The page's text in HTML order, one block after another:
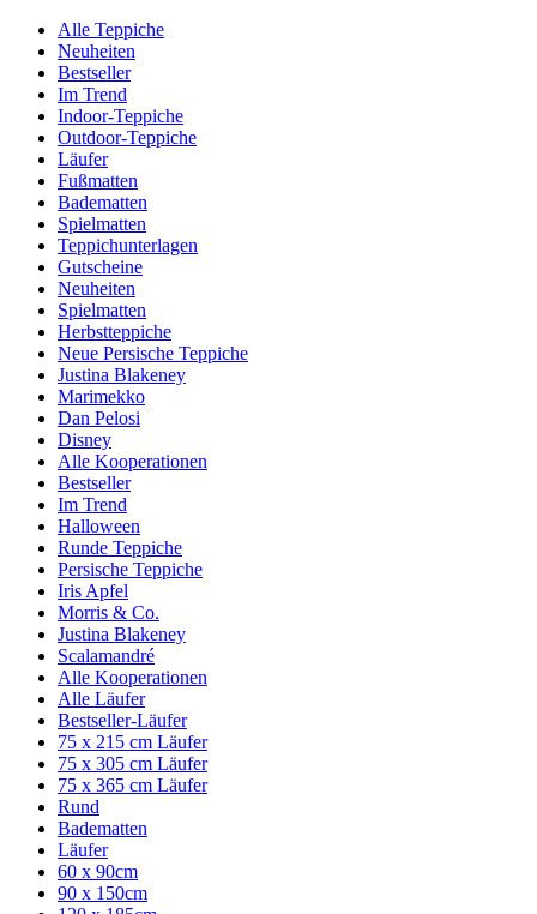
Alle Teppiche
Neuheiten
Bestseller
Im Trend
Indoor-Teppiche
Outdoor-Teppiche
Läufer
Fußmatten
Badematten
Spielmatten
Teppichunterlagen
Gutscheine
Neuheiten
Spielmatten
Herbstteppiche
Neue Persische Teppiche
Justina Blakeney
Marimekko
Dan Pelosi
Disney
Alle Kooperationen
Bestseller
Im Trend
Halloween
Runde Teppiche
Persische Teppiche
Iris Apfel
Morris & Co.
Justina Blakeney
Scalamandré
Alle Kooperationen
Alle Läufer
Bestseller-Läufer
75 x 215 cm Läufer
75 x 305 cm Läufer
75 x 365 cm Läufer
Rund
Badematten
Läufer
60 x 90cm
90 x 150cm